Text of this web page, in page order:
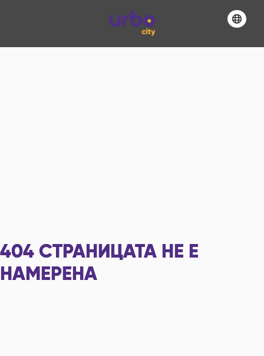
404 СТРАНИЦАТА НЕ Е
НАМЕРЕНА